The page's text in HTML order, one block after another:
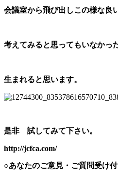
会議室から飛び出しこの様な良
考えてみると思ってもいなかっ
生まれると思います。
是非 試してみて下さい。
http://jcfca.com/
○あなたのご意見・ご質問受け付